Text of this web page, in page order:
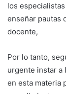
los
enseñar pautas
docente,
Por lo tanto,
urgente instar a
en esta materia